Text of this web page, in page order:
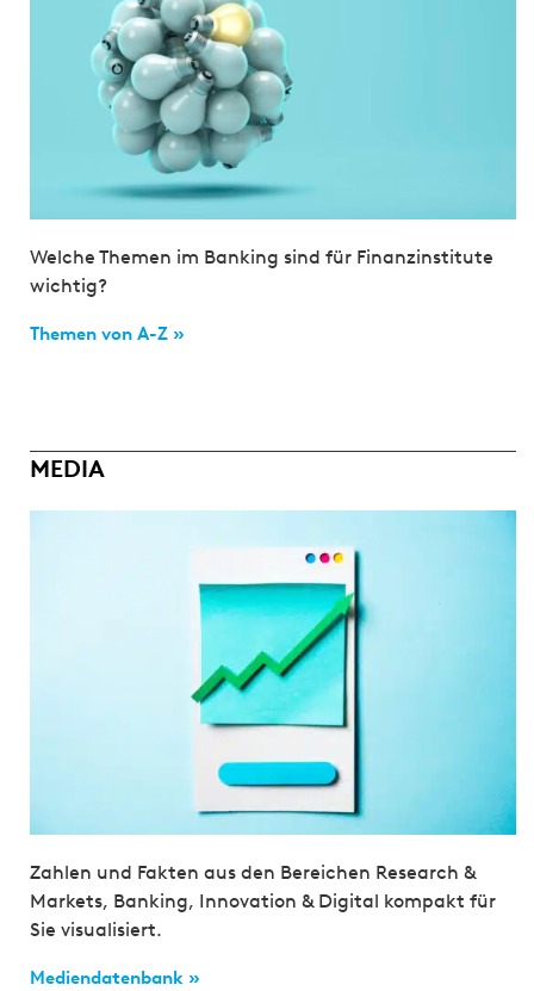
Welche Themen im Banking sind für Finanzinstitute
wichtig?
Themen von A-Z »
MEDIA
Zahlen und Fakten aus den Bereichen Research &
Markets, Banking, Innovation & Digital kompakt für
Sie visualisiert.
Mediendatenbank »